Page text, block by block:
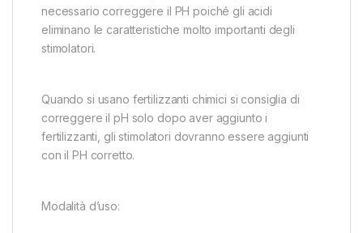
necessario correggere il PH poiché gli acidi
eliminano le caratteristiche molto importanti degli
stimolatori.
Quando si usano fertilizzanti chimici si consiglia di
correggere il pH solo dopo aver aggiunto i
fertilizzanti, gli stimolatori dovranno essere aggiunti
con il PH corretto.
Modalità d’uso: